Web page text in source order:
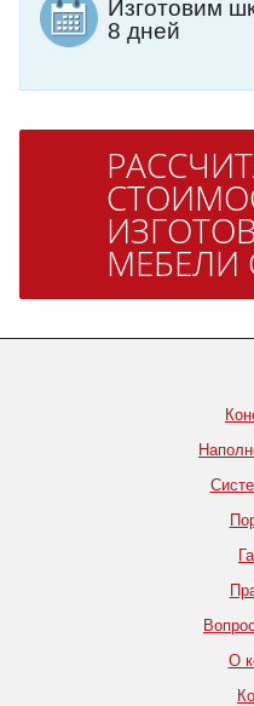
Изготовим
8 дней
МЕБЕЛИ
О